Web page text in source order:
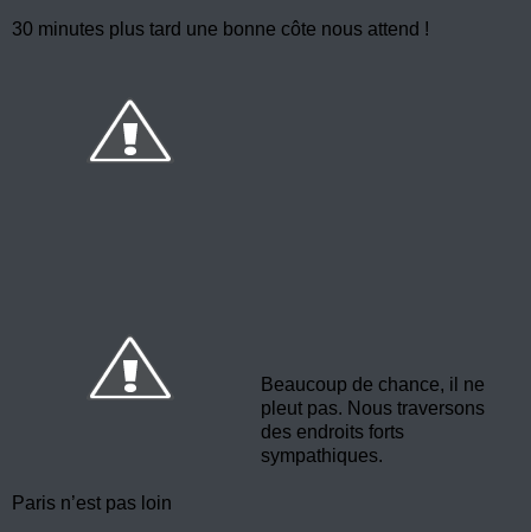
30 minutes plus tard une bonne côte nous attend !
Beaucoup de chance, il ne
pleut pas. Nous traversons
des endroits forts
sympathiques.
Paris n’est pas loin